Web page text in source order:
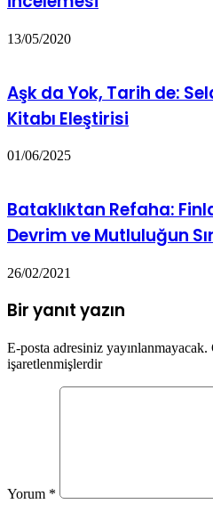
13/05/2020
Aşk da Yok, Tarih de:
Kitabı Eleştirisi
01/06/2025
Bataklıktan Refaha:
Devrim ve Mutluluğun
26/02/2021
Bir yanıt yazın
E-posta adresiniz yayınlanmayacak.
işaretlenmişlerdir
Yorum *